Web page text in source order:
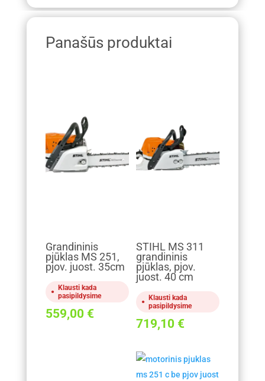
Panašūs produktai
Grandininis
pjūklas MS 251,
pjov. juost. 35cm
Klausti kada
pasipildysime
559,00 €
STIHL MS 311
grandininis
pjūklas, pjov.
juost. 40 cm
Klausti kada
pasipildysime
719,10 €